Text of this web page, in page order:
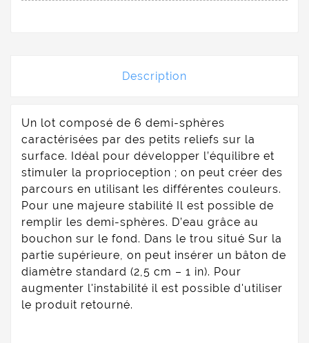
Description
Un lot composé de 6 demi-sphères
caractérisées par des petits reliefs sur la
surface. Idéal pour développer l’équilibre et
stimuler la proprioception ; on peut créer des
parcours en utilisant les différentes couleurs.
Pour une majeure stabilité Il est possible de
remplir les demi-sphères. D’eau grâce au
bouchon sur le fond. Dans le trou situé Sur la
partie supérieure, on peut insérer un bâton de
diamètre standard (2,5 cm – 1 in). Pour
augmenter l'instabilité il est possible d'utiliser
le produit retourné.